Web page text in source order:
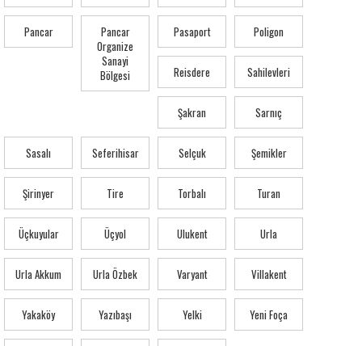
Pancar
Pancar
Organize
Sanayi
Bölgesi
Pasaport Poligon
Reisdere Sahilevleri
Şakran Sarnıç
Sasalı Seferihisar Selçuk Şemikler
Şirinyer Tire Torbalı Turan
Üçkuyular Üçyol Ulukent Urla
Urla Akkum Urla Özbek Varyant Villakent
Yakaköy Yazıbaşı Yelki Yeni Foça